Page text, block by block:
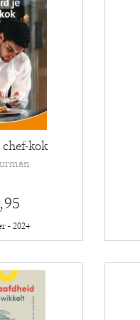
kok
- 2024